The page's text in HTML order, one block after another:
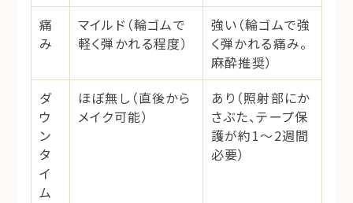
痛
み
マイルド （輪ゴムで
軽く弾かれる程度）
強い （輪ゴムで強
く弾かれる痛み。
麻酔推奨）
ダ
ウ
ン
タ
イ
ム
ほぼ無し （直後から
メイク可能）
あり （照射部にか
さぶた、テープ保
護が約1～2週間
必要）